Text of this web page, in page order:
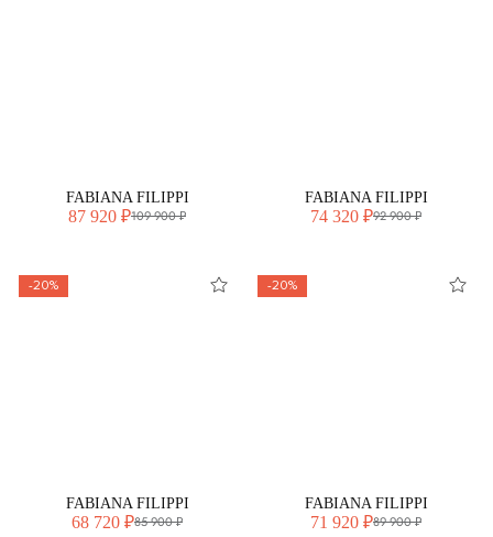
FABIANA FILIPPI
87 920 ₽109 900 ₽
FABIANA FILIPPI
74 320 ₽92 900 ₽
-20%
FABIANA FILIPPI
68 720 ₽85 900 ₽
-20%
FABIANA FILIPPI
71 920 ₽89 900 ₽